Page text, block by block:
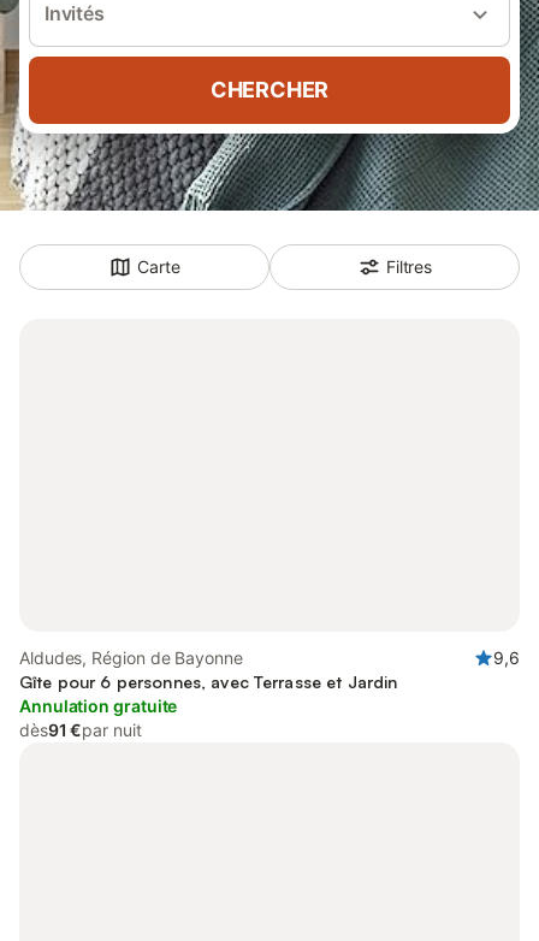
Invités
CHERCHER
Carte Filtres
Aldudes, Région de Bayonne
9,6
Gîte pour 6 personnes, avec Terrasse et Jardin
Annulation gratuite
dès91 €par nuit